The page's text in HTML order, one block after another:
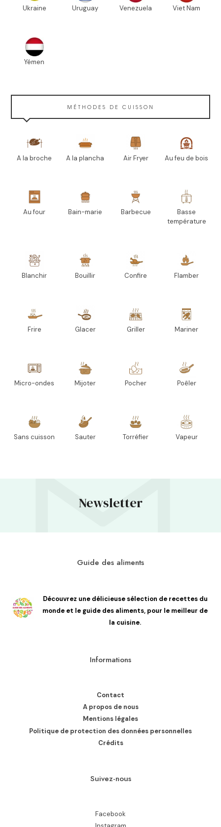
Ukraine Uruguay Venezuela Viet Nam
Yémen
MÉTHODES DE CUISSON
A la broche A la plancha Air Fryer Au feu de bois
Au four Bain-marie Barbecue
Basse
température
Blanchir Bouillir Confire Flamber
Frire Glacer Griller Mariner
Micro-ondes Mijoter Pocher Poêler
Sans cuisson Sauter Torréfier Vapeur
Newsletter
Guide des aliments
Découvrez une délicieuse sélection de recettes du
monde et le guide des aliments, pour le meilleur de
la cuisine.
Informations
Contact
A propos de nous
Mentions légales
Politique de protection des données personnelles
Crédits
Suivez-nous
Facebook